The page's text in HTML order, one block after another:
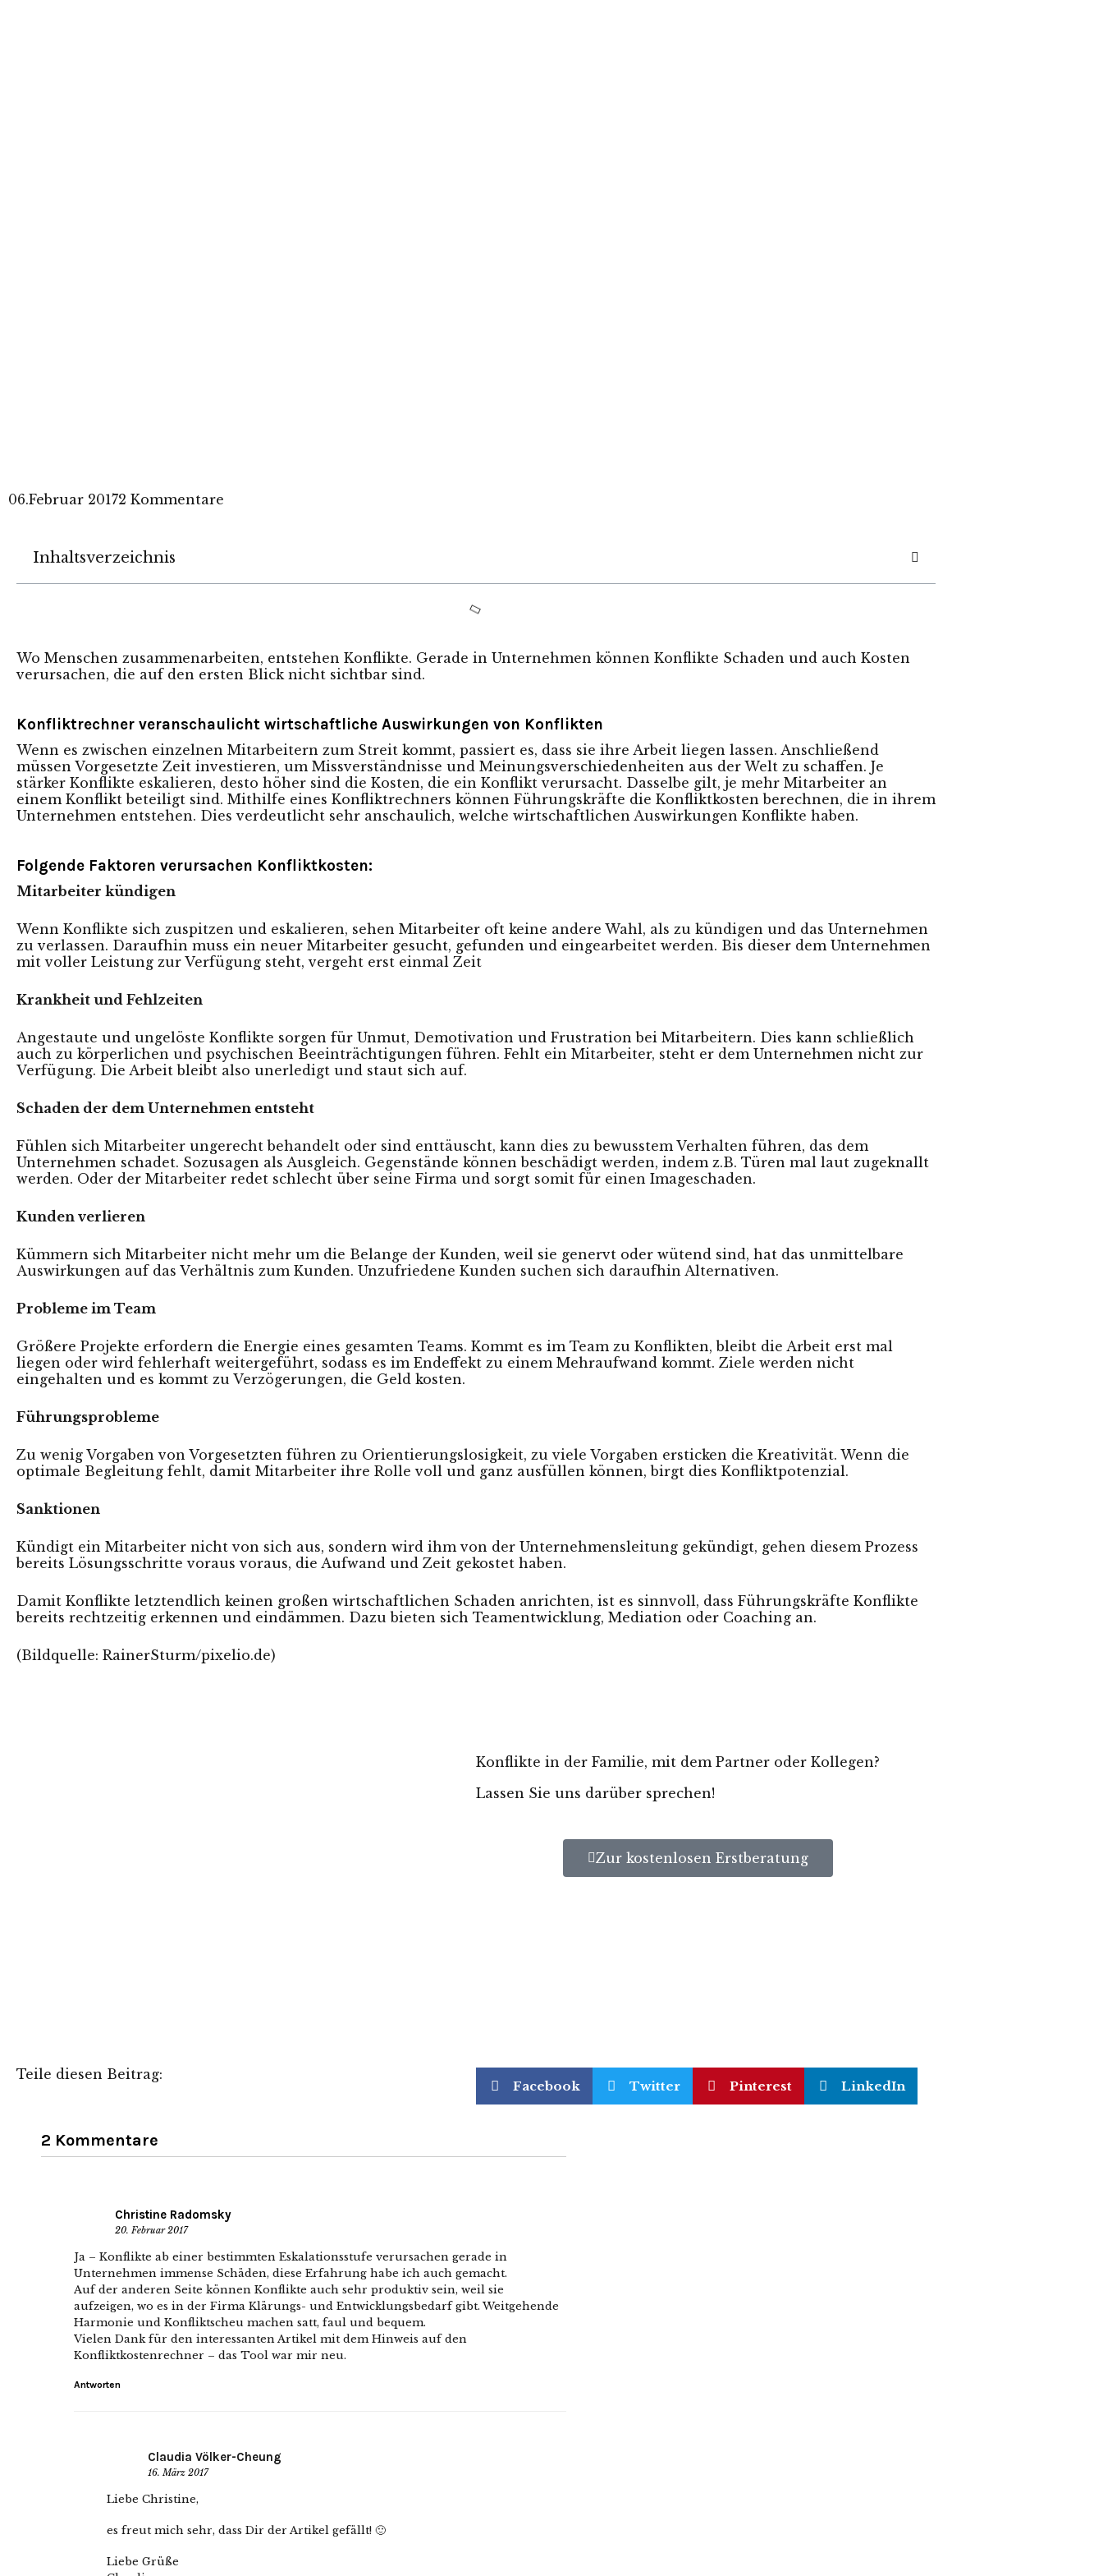
06.Februar 20172 Kommentare
Inhaltsverzeichnis
Wo Menschen zusammenarbeiten, entstehen Konflikte. Gerade in Unternehmen können Konflikte Schaden und auch Kosten
verursachen, die auf den ersten Blick nicht sichtbar sind.
Konfliktrechner veranschaulicht wirtschaftliche Auswirkungen von Konflikten
Wenn es zwischen einzelnen Mitarbeitern zum Streit kommt, passiert es, dass sie ihre Arbeit liegen lassen. Anschließend
müssen Vorgesetzte Zeit investieren, um Missverständnisse und Meinungsverschiedenheiten aus der Welt zu schaffen. Je
stärker Konflikte eskalieren, desto höher sind die Kosten, die ein Konflikt verursacht. Dasselbe gilt, je mehr Mitarbeiter an
einem Konflikt beteiligt sind. Mithilfe eines Konfliktrechners können Führungskräfte die Konfliktkosten berechnen, die in ihrem
Unternehmen entstehen. Dies verdeutlicht sehr anschaulich, welche wirtschaftlichen Auswirkungen Konflikte haben.
Folgende Faktoren verursachen Konfliktkosten:
Mitarbeiter kündigen
Wenn Konflikte sich zuspitzen und eskalieren, sehen Mitarbeiter oft keine andere Wahl, als zu kündigen und das Unternehmen
zu verlassen. Daraufhin muss ein neuer Mitarbeiter gesucht, gefunden und eingearbeitet werden. Bis dieser dem Unternehmen
mit voller Leistung zur Verfügung steht, vergeht erst einmal Zeit
Krankheit und Fehlzeiten
Angestaute und ungelöste Konflikte sorgen für Unmut, Demotivation und Frustration bei Mitarbeitern. Dies kann schließlich
auch zu körperlichen und psychischen Beeinträchtigungen führen. Fehlt ein Mitarbeiter, steht er dem Unternehmen nicht zur
Verfügung. Die Arbeit bleibt also unerledigt und staut sich auf.
Schaden der dem Unternehmen entsteht
Fühlen sich Mitarbeiter ungerecht behandelt oder sind enttäuscht, kann dies zu bewusstem Verhalten führen, das dem
Unternehmen schadet. Sozusagen als Ausgleich. Gegenstände können beschädigt werden, indem z.B. Türen mal laut zugeknallt
werden. Oder der Mitarbeiter redet schlecht über seine Firma und sorgt somit für einen Imageschaden.
Kunden verlieren
Kümmern sich Mitarbeiter nicht mehr um die Belange der Kunden, weil sie genervt oder wütend sind, hat das unmittelbare
Auswirkungen auf das Verhältnis zum Kunden. Unzufriedene Kunden suchen sich daraufhin Alternativen.
Probleme im Team
Größere Projekte erfordern die Energie eines gesamten Teams. Kommt es im Team zu Konflikten, bleibt die Arbeit erst mal
liegen oder wird fehlerhaft weitergeführt, sodass es im Endeffekt zu einem Mehraufwand kommt. Ziele werden nicht
eingehalten und es kommt zu Verzögerungen, die Geld kosten.
Führungsprobleme
Zu wenig Vorgaben von Vorgesetzten führen zu Orientierungslosigkeit, zu viele Vorgaben ersticken die Kreativität. Wenn die
optimale Begleitung fehlt, damit Mitarbeiter ihre Rolle voll und ganz ausfüllen können, birgt dies Konfliktpotenzial.
Sanktionen
Kündigt ein Mitarbeiter nicht von sich aus, sondern wird ihm von der Unternehmensleitung gekündigt, gehen diesem Prozess
bereits Lösungsschritte voraus voraus, die Aufwand und Zeit gekostet haben.
Damit Konflikte letztendlich keinen großen wirtschaftlichen Schaden anrichten, ist es sinnvoll, dass Führungskräfte Konflikte
bereits rechtzeitig erkennen und eindämmen. Dazu bieten sich Teamentwicklung, Mediation oder Coaching an.
(Bildquelle: RainerSturm/pixelio.de)
Konflikte in der Familie, mit dem Partner oder Kollegen?
Lassen Sie uns darüber sprechen!
Zur kostenlosen Erstberatung
Teile diesen Beitrag:
Facebook Twitter Pinterest LinkedIn
2 Kommentare
Christine Radomsky
20. Februar 2017
Ja – Konflikte ab einer bestimmten Eskalationsstufe verursachen gerade in
Unternehmen immense Schäden, diese Erfahrung habe ich auch gemacht.
Auf der anderen Seite können Konflikte auch sehr produktiv sein, weil sie
aufzeigen, wo es in der Firma Klärungs- und Entwicklungsbedarf gibt. Weitgehende
Harmonie und Konfliktscheu machen satt, faul und bequem.
Vielen Dank für den interessanten Artikel mit dem Hinweis auf den
Konfliktkostenrechner – das Tool war mir neu.
Antworten
Claudia Völker-Cheung
16. März 2017
Liebe Christine,
es freut mich sehr, dass Dir der Artikel gefällt! 🙂
Liebe Grüße